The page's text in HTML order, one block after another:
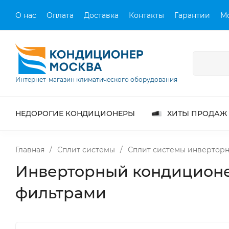
О нас Оплата Доставка Контакты Гарантии
Интернет-магазин климатического оборудования
НЕДОРОГИЕ КОНДИЦИОНЕРЫ ХИТЫ ПРОДАЖ
Главная / Сплит системы / Сплит системы
Инверторный
фильтрами